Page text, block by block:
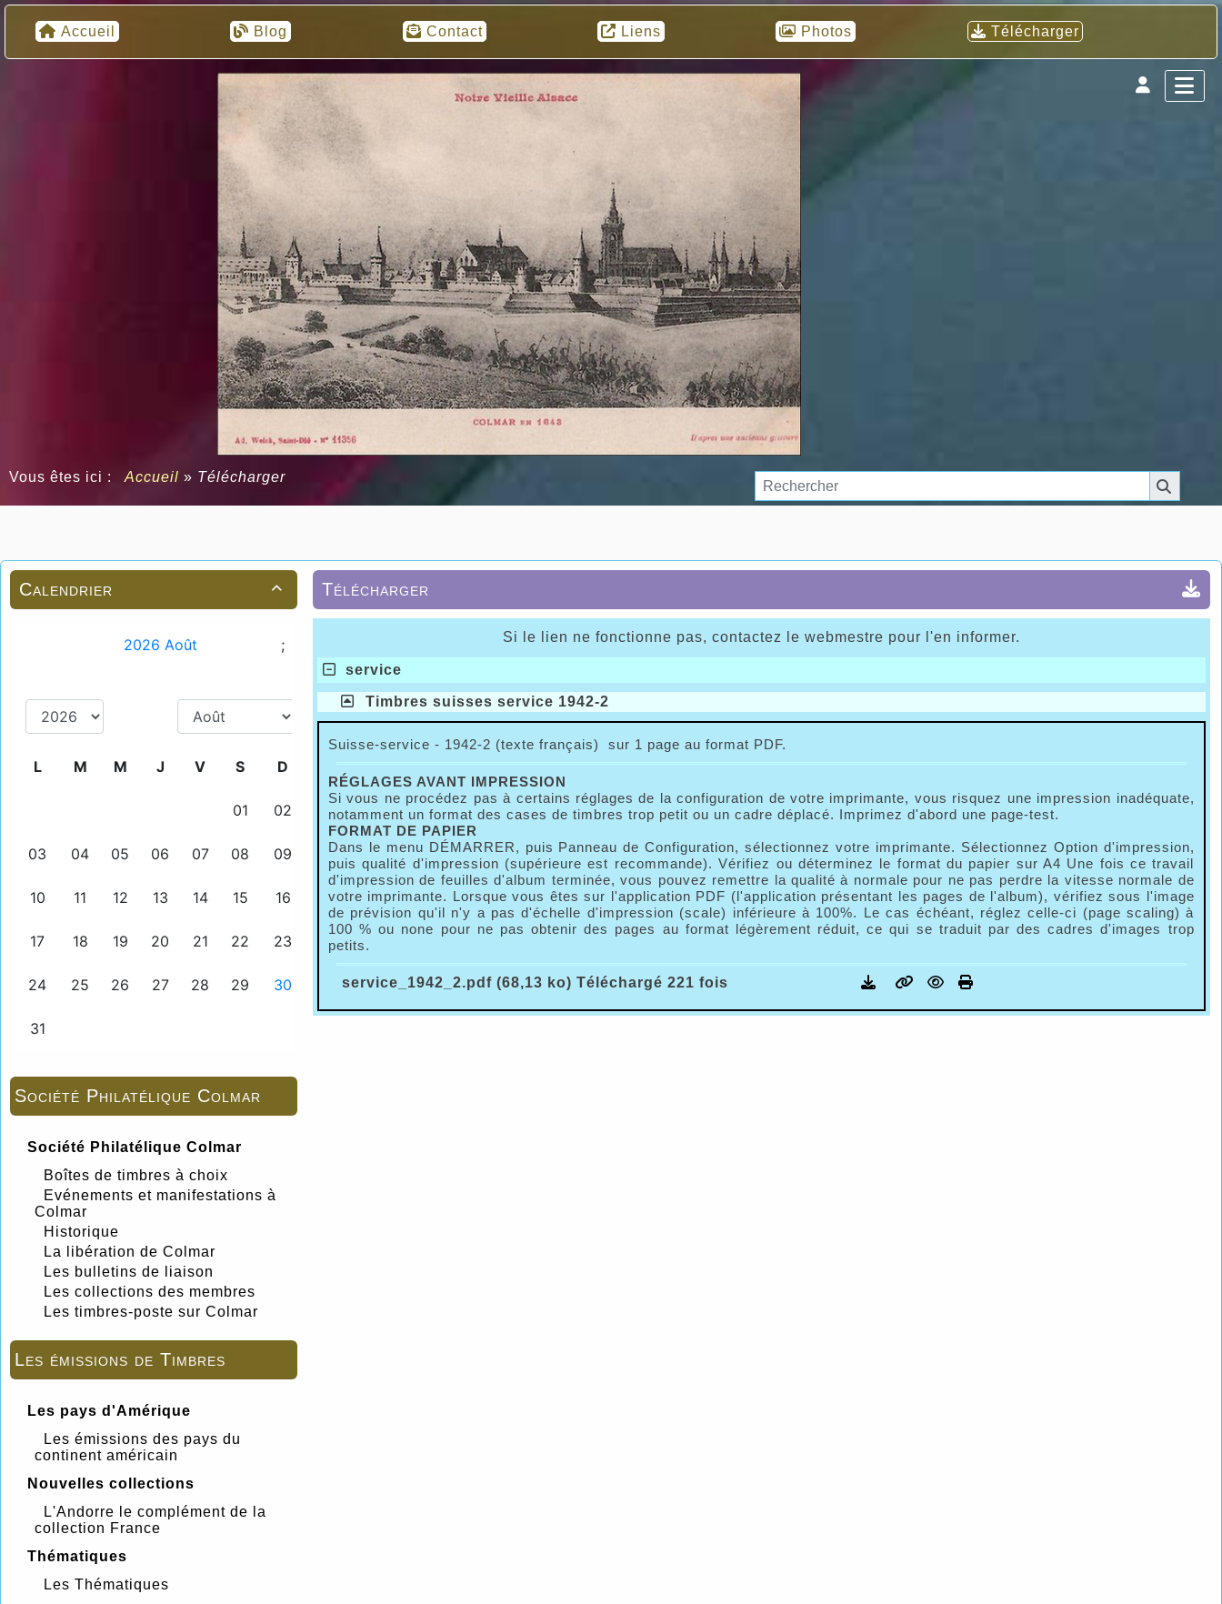
Accueil Blog Contact Liens Photos Télécharger
Vous êtes ici : Accueil » Télécharger

Calendrier
Société Philatélique Colmar
Société Philatélique Colmar
Boîtes de timbres à choix
Evénements et manifestations à
Colmar
Historique
La libération de Colmar
Les bulletins de liaison
Les collections des membres
Les timbres-poste sur Colmar
Les émissions de Timbres
Les pays d'Amérique
Les émissions des pays du
continent américain
Nouvelles collections
L'Andorre le complément de la
collection France
Thématiques
Les Thématiques
Télécharger
Si le lien ne fonctionne pas, contactez le webmestre pour l'en informer.
service
Timbres suisses service 1942-2
Suisse-service - 1942-2 (texte français) sur 1 page au format PDF.
RÉGLAGES AVANT IMPRESSION
Si vous ne procédez pas à certains réglages de la configuration de votre imprimante, vous risquez une impression inadéquate,
notamment un format des cases de timbres trop petit ou un cadre déplacé. Imprimez d'abord une page-test.
FORMAT DE PAPIER
Dans le menu DÉMARRER, puis Panneau de Configuration, sélectionnez votre imprimante. Sélectionnez Option d'impression,
puis qualité d'impression (supérieure est recommande). Vérifiez ou déterminez le format du papier sur A4 Une fois ce travail
d'impression de feuilles d'album terminée, vous pouvez remettre la qualité à normale pour ne pas perdre la vitesse normale de
votre imprimante. Lorsque vous êtes sur l'application PDF (l'application présentant les pages de l'album), vérifiez sous l'image
de prévision qu'il n'y a pas d'échelle d'impression (scale) inférieure à 100%. Le cas échéant, réglez celle-ci (page scaling) à
100 % ou none pour ne pas obtenir des pages au format légèrement réduit, ce qui se traduit par des cadres d'images trop
petits.
service_1942_2.pdf (68,13 ko) Téléchargé 221 fois